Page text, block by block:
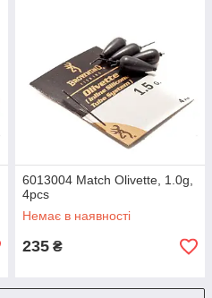
6013004 Match Olivette, 1.0g,
4pcs
Немає в наявності
235 ₴